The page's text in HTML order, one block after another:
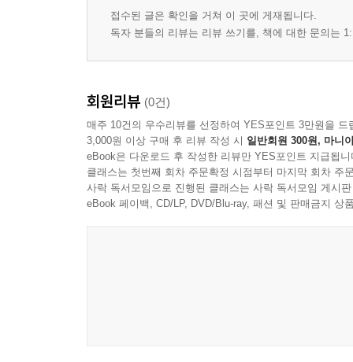
접수된 글은 확인을 거쳐 이 곳에 게재됩니다.
독자 분들의 리뷰는 리뷰 쓰기를, 책에 대한 문의는
회원리뷰 (0건)
매주 10건의 우수리뷰를 선정하여 YES포인트 3만원을 드
3,000원 이상 구매 후 리뷰 작성 시 일반회원 300원, 마니
eBook은 다운로드 후 작성한 리뷰만 YES포인트 지급됩니
클래스는 첫번째 회차 주문확정 시점부터 마지막 회차 주
사락 독서모임으로 진행된 클래스는 사락 독서모임 게시
eBook 페이백, CD/LP, DVD/Blu-ray, 패션 및 판매금지 상